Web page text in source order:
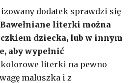
dodatek sprawdzi się
Bawełniane literki można
dziecka, lub w innym
aby wypełnić
literki na pewno
maluszka i z